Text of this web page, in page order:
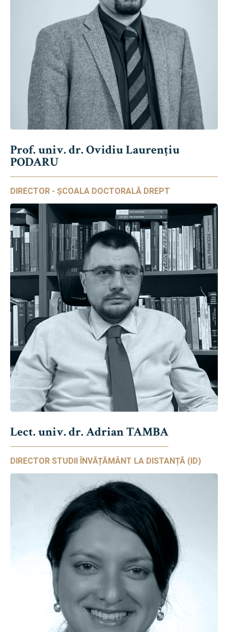
Prof. univ. dr. Ovidiu Laurențiu
PODARU
DIRECTOR - ȘCOALA DOCTORALĂ DREPT
Lect. univ. dr. Adrian TAMBA
DIRECTOR STUDII ÎNVĂȚĂMÂNT LA DISTANȚĂ (ID)